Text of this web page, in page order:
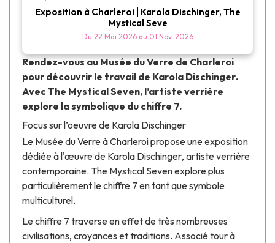
Exposition à Charleroi | Karola Dischinger, The
Mystical Seve
Du 22 Mai 2026 au 01 Nov. 2026
Rendez-vous auMusée du Verrede Charleroi
pour découvrir le travail de Karola Dischinger.
AvecThe Mystical Seven, l’artiste verrière
explore la symbolique du chiffre 7.
Focus sur l’oeuvre de Karola Dischinger
Le Musée du Verreà Charleroi propose une exposition
dédiée à l'œuvre de Karola Dischinger, artiste verrière
contemporaine. The Mystical Sevenexplore plus
particulièrement le chiffre 7 en tant que symbole
multiculturel.
Le chiffre 7 traverse en effet de très nombreuses
civilisations, croyances et traditions. Associé tour à